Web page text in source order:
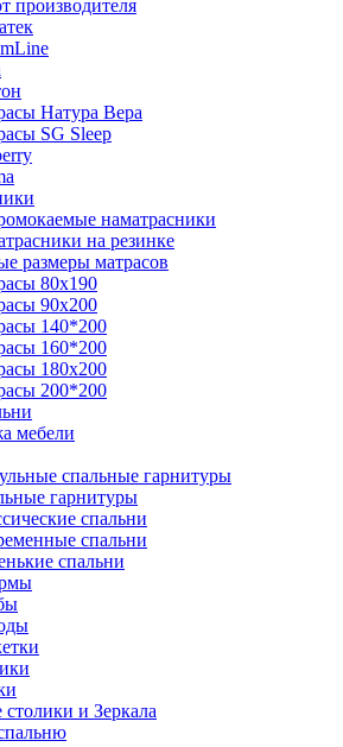
производителя
Натура Вера
SG Sleep
наматрасники
на резинке
размеры матрасов
80x190
90x200
140*200
160*200
180x200
200*200
мебели
спальные гарнитуры
гарнитуры
спальни
спальни
спальни
и Зеркала